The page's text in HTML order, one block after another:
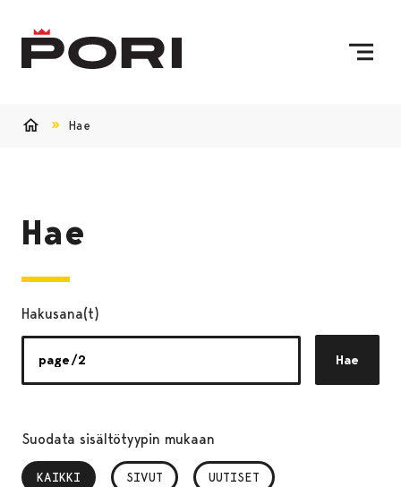
Hae
Hae
Hakusana(t)
Hae
Suodata sisältötyypin mukaan
KAIKKI
, VALITTU SIVUT UUTISET